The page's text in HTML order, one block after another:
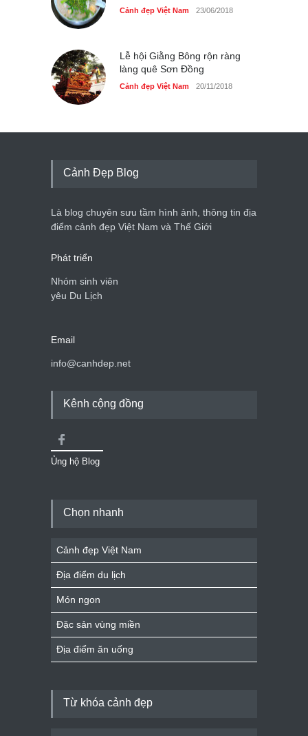
Cảnh đẹp Việt Nam 23/06/2018
Lễ hội Giằng Bông rộn ràng
làng quê Sơn Đồng
Cảnh đẹp Việt Nam 20/11/2018
Cảnh Đẹp Blog
Là blog chuyên sưu tầm hình ảnh, thông tin địa
điểm cảnh đẹp Việt Nam và Thế Giới
Phát triển
Nhóm sinh viên
yêu Du Lịch
Email
info@canhdep.net
Kênh cộng đồng
Ủng hộ Blog
Chọn nhanh
Cảnh đẹp Việt Nam
Địa điểm du lịch
Món ngon
Đặc sản vùng miền
Địa điểm ăn uống
Từ khóa cảnh đẹp